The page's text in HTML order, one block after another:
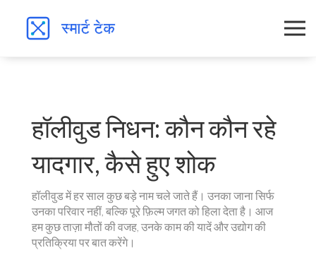
हॉलीवुड निधन: कौन कौन रहे
यादगार, कैसे हुए शोक
हॉलीवुड में हर साल कुछ बड़े नाम चले जाते हैं। उनका जाना सिर्फ
उनका परिवार नहीं, बल्कि पूरे फ़िल्म जगत को हिला देता है। आज
हम कुछ ताज़ा मौतों की वजह, उनके काम की यादें और उद्योग की
प्रतिक्रिया पर बात करेंगे।